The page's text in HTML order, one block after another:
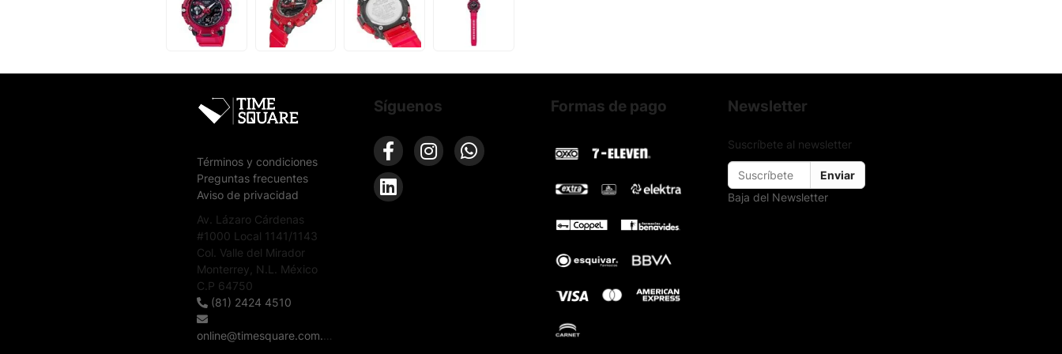
Términos y condiciones
Preguntas frecuentes
Aviso de privacidad
Av. Lázaro Cárdenas
#1000 Local 1141/1143
Col. Valle del Mirador
Monterrey, N.L. México
C.P 64750
(81) 2424 4510
online@timesquare.com.mx
Síguenos Formas de pago Newsletter
Suscríbete al newsletter
Enviar
Baja del Newsletter